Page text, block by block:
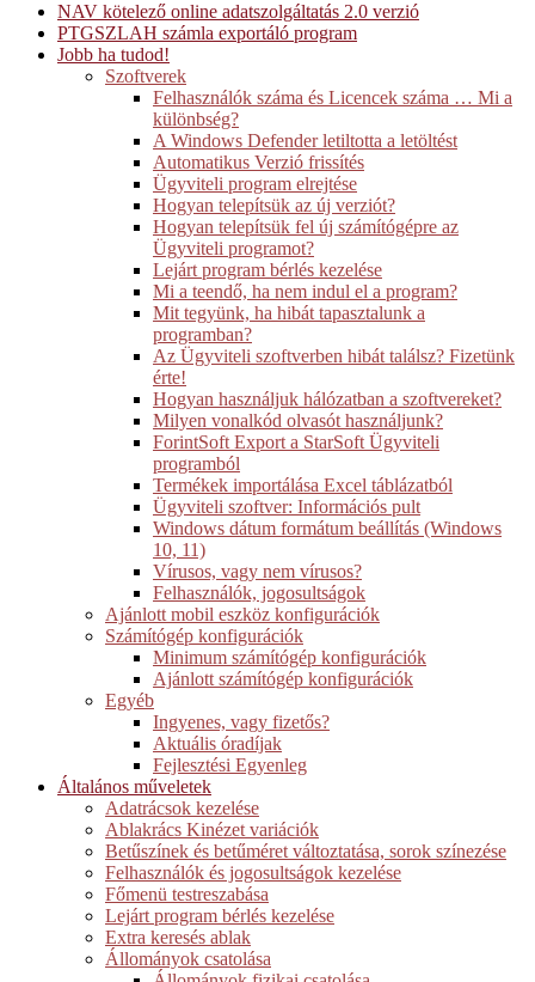
NAV kötelező online adatszolgáltatás 2.0 verzió
PTGSZLAH számla exportáló program
Jobb ha tudod!
Szoftverek
Felhasználók száma és Licencek száma … Mi a
különbség?
A Windows Defender letiltotta a letöltést
Automatikus Verzió frissítés
Ügyviteli program elrejtése
Hogyan telepítsük az új verziót?
Hogyan telepítsük fel új számítógépre az
Ügyviteli programot?
Lejárt program bérlés kezelése
Mi a teendő, ha nem indul el a program?
Mit tegyünk, ha hibát tapasztalunk a
programban?
Az Ügyviteli szoftverben hibát találsz? Fizetünk
érte!
Hogyan használjuk hálózatban a szoftvereket?
Milyen vonalkód olvasót használjunk?
ForintSoft Export a StarSoft Ügyviteli
programból
Termékek importálása Excel táblázatból
Ügyviteli szoftver: Információs pult
Windows dátum formátum beállítás (Windows
10, 11)
Vírusos, vagy nem vírusos?
Felhasználók, jogosultságok
Ajánlott mobil eszköz konfigurációk
Számítógép konfigurációk
Minimum számítógép konfigurációk
Ajánlott számítógép konfigurációk
Egyéb
Ingyenes, vagy fizetős?
Aktuális óradíjak
Fejlesztési Egyenleg
Általános műveletek
Adatrácsok kezelése
Ablakrács Kinézet variációk
Betűszínek és betűméret változtatása, sorok színezése
Felhasználók és jogosultságok kezelése
Főmenü testreszabása
Lejárt program bérlés kezelése
Extra keresés ablak
Állományok csatolása